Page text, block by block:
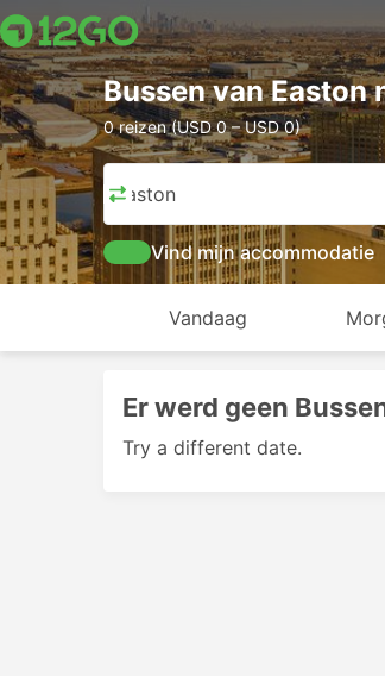
Bussen van Easton
0 reizen (USD 0 – USD 0)
Easton
Vind mijn accommodatie
Vandaag
Er werd geen
Try a different date.